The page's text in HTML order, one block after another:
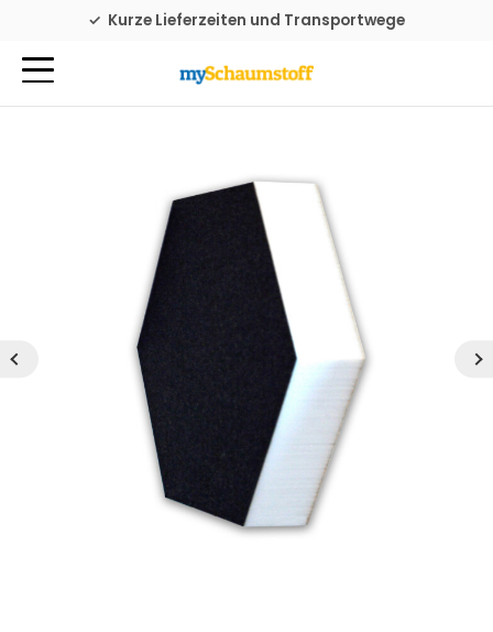
Familienbetrieb seit 1976
Kurze Lieferzeiten und Transportwege